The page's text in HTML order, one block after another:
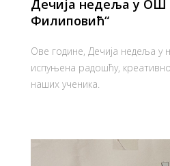
Дечија недеља у ОШ
Филиповић“
Ове године, Дечија недеља у
испуњена радошћу,
наших ученика.